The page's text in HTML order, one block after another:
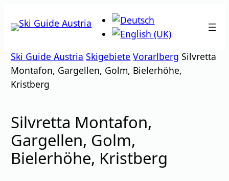
Inhalt
Ski Guide Austria Skigebiete Vorarlberg Silvretta
Montafon, Gargellen, Golm, Bielerhöhe,
Kristberg
Silvretta Montafon,
Gargellen, Golm,
Bielerhöhe, Kristberg